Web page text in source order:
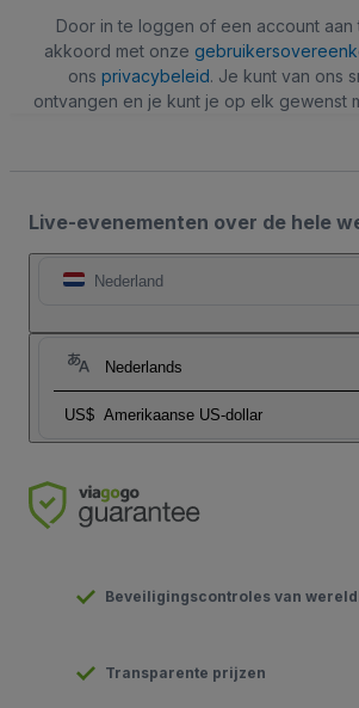
Door in te loggen of een account aan
akkoord met onze
ons privacybeleid. Je kunt van ons
ontvangen en je kunt je op elk gewenst
Live-evenementen over de hele
Nederland
Nederlands
US$ Amerikaanse US-dollar
Beveiligingscontroles van
Transparente prijzen